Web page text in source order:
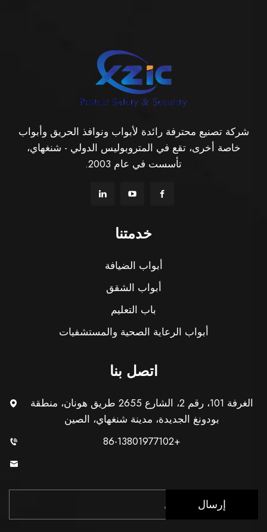
شركة تصنيع محترفة رائدة لأبواب ونوافذ الحريق وأبواب
خاصة أخرى، تقع في المتروبوليس الدولي - شنغهاي،
تأسست في عام 2003.
خدمتنا
أبواب الضيافة
أبواب الشقق
باب التعليم
أبواب الرعاية الصحية والمستشفيات
اتصل بنا
الغرفة 101، رقم 2، الشارع 2655 طريق هونان، منطقة
بودونغ الجديدة، مدينة شنغهاي، الصين
+86-13801977102
إرسال